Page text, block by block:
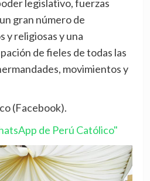
legislativo, fuerzas
gran número de
y religiosas y una
de fieles de todas las
movimientos y
(Facebook).
de Perú Católico"